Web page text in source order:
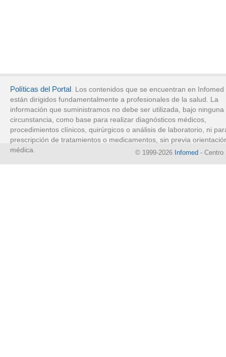
Políticas del Portal. Los contenidos que se encuentran en Infomed
están dirigidos fundamentalmente a profesionales de la salud. La
información que suministramos no debe ser utilizada, bajo ninguna
circunstancia, como base para realizar diagnósticos médicos,
procedimientos clínicos, quirúrgicos o análisis de laboratorio, ni
prescripción de tratamientos o medicamentos, sin previa
médica.
© 1999-2026 Infomed - Centro